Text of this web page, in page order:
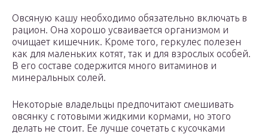
Овсяную кашу необходимо обязательно включать в
рацион. Она хорошо усваивается организмом и
очищает кишечник. Кроме того, геркулес полезен
как для маленьких котят, так и для взрослых особей.
В его составе содержится много витаминов и
минеральных солей.
Некоторые владельцы предпочитают смешивать
овсянку с готовыми жидкими кормами, но этого
делать не стоит. Ее лучше сочетать с кусочками